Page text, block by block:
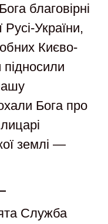
благовірні
Русі-України,
Києво-
підносили
Бога про
землі ―
Служба